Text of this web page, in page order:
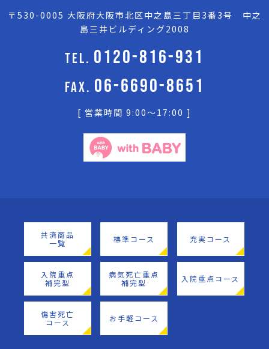
〒530-0005 大阪府大阪市北区中之島三丁目3番3号 中之
島三井ビルディング2008
TEL. 0120-816-931
FAX. 06-6690-8651
[ 営業時間 9:00〜17:00 ]
共済商品
一覧
標準コース 充実コース
入院重点
補完型
病気死亡重点
補完型
入院重点コース
傷害死亡
コース
お手軽コース